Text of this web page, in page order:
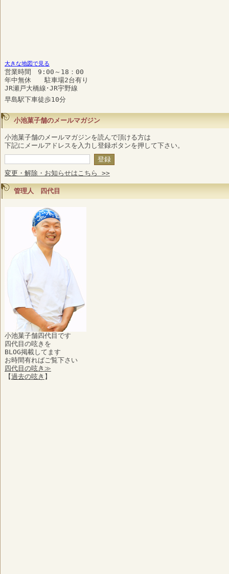
大きな地図で見る
営業時間 9:00～18：00
年中無休 駐車場2台有り
JR瀬戸大橋線･JR宇野線
早島駅下車徒歩10分
小池菓子舗のメールマガジン
小池菓子舗のメールマガジンを読んで頂ける方は
下記にメールアドレスを入力し登録ボタンを押して下さい。
変更・解除・お知らせはこちら >>
管理人 四代目
小池菓子舗四代目です
四代目の呟きを
BLOG掲載してます
お時間有ればご覧下さい
四代目の呟き≫
【過去の呟き 】